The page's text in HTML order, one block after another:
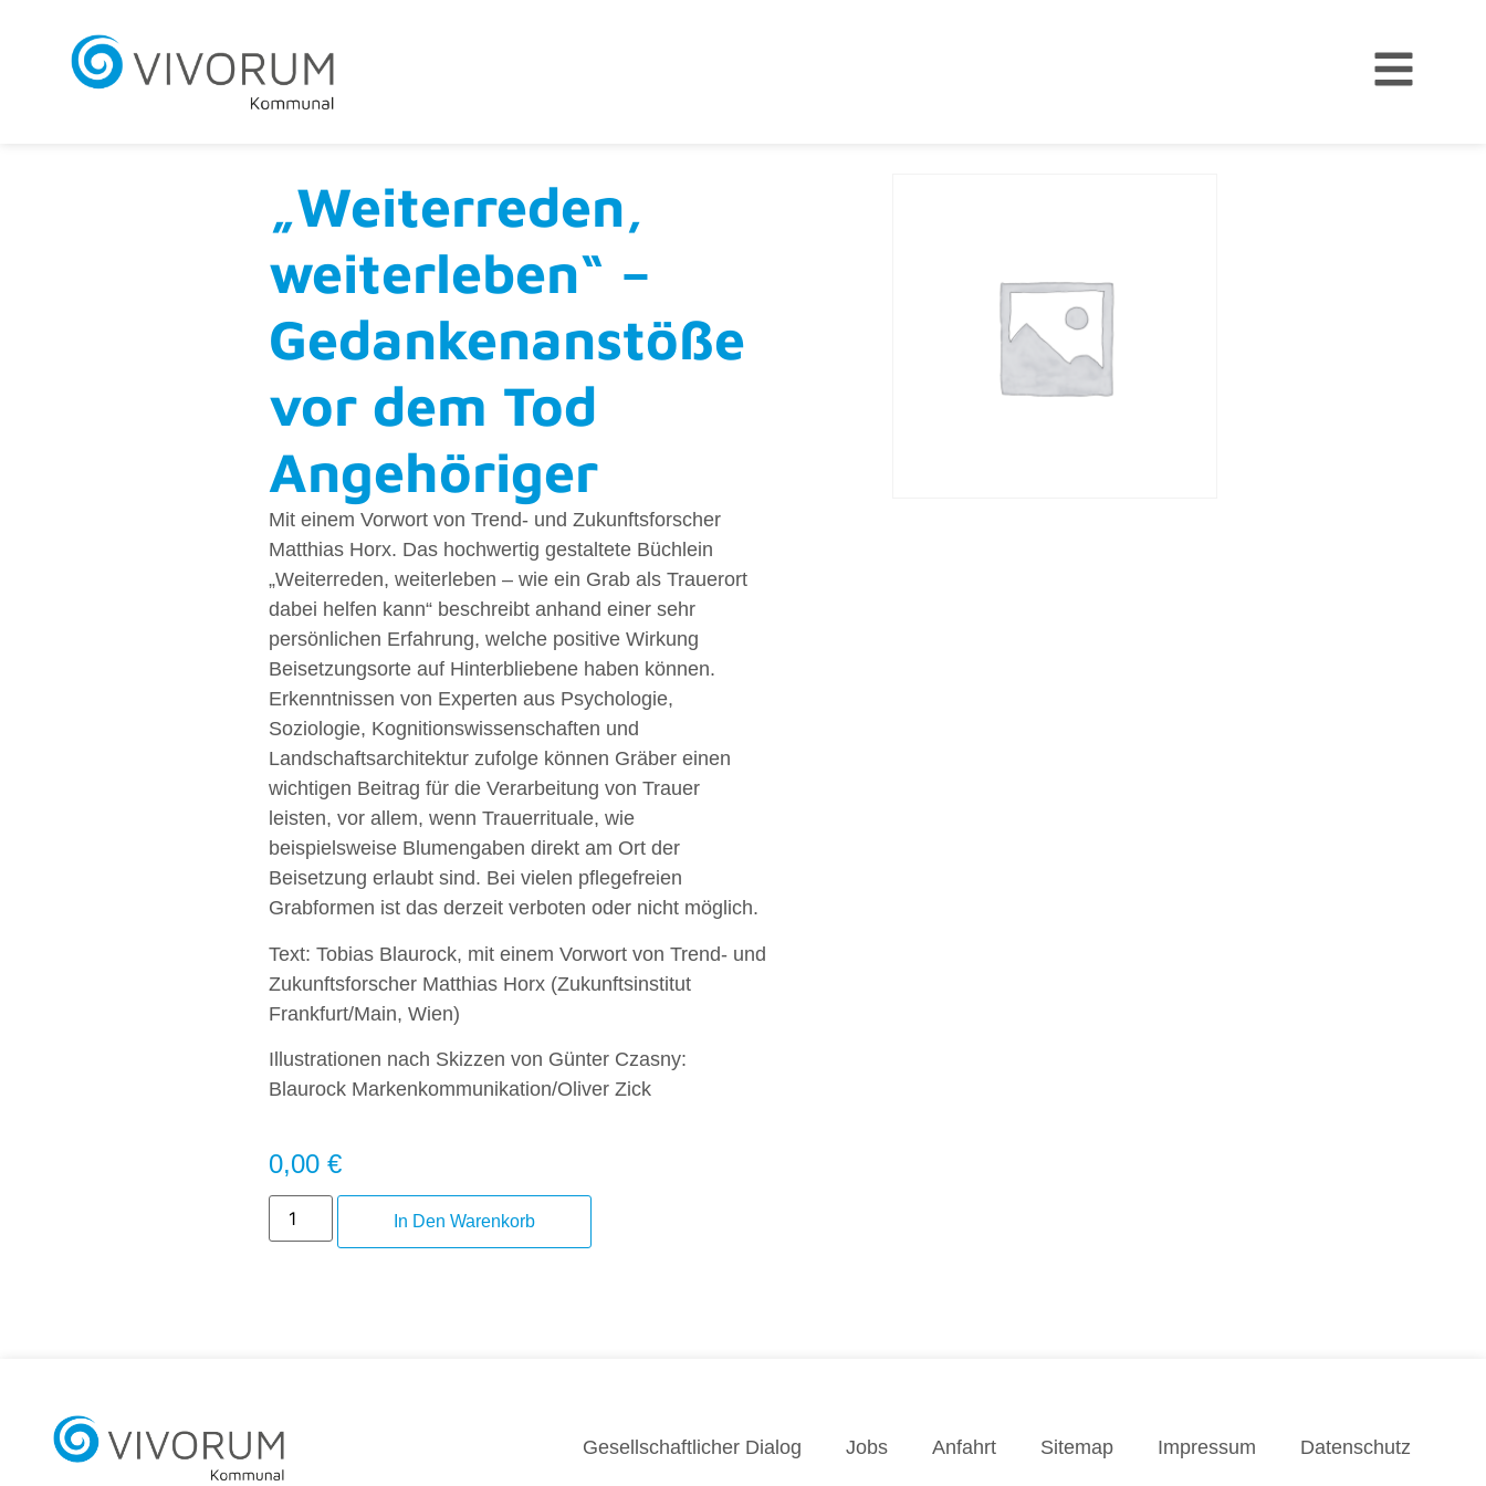
„Weiterreden,
weiterleben“ –
Gedankenanstöße
vor dem Tod
Angehöriger
Mit einem Vorwort von Trend- und Zukunftsforscher
Matthias Horx. Das hochwertig gestaltete Büchlein
„Weiterreden, weiterleben – wie ein Grab als Trauerort
dabei helfen kann“ beschreibt anhand einer sehr
persönlichen Erfahrung, welche positive Wirkung
Beisetzungsorte auf Hinterbliebene haben können.
Erkenntnissen von Experten aus Psychologie,
Soziologie, Kognitionswissenschaften und
Landschaftsarchitektur zufolge können Gräber einen
wichtigen Beitrag für die Verarbeitung von Trauer
leisten, vor allem, wenn Trauerrituale, wie
beispielsweise Blumengaben direkt am Ort der
Beisetzung erlaubt sind. Bei vielen pflegefreien
Grabformen ist das derzeit verboten oder nicht möglich.
Text: Tobias Blaurock, mit einem Vorwort von Trend- und
Zukunftsforscher Matthias Horx (Zukunftsinstitut
Frankfurt/Main, Wien)
Illustrationen nach Skizzen von Günter Czasny:
Blaurock Markenkommunikation/Oliver Zick
0,00 €
In Den Warenkorb
Gesellschaftlicher Dialog Jobs Anfahrt Sitemap Impressum Datenschutz